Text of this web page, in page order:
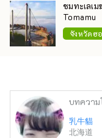
ชมทะเลเ
Tomamu
จังหวัดฮ
บทความ
乳牛貓
北海道